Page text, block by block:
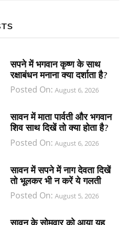
सपने में भगवान कृष्ण के साथ
रक्षाबंधन मनाना क्या दर्शाता है?
Posted On:August 6, 2026
सावन में माता पार्वती और भगवान
शिव साथ दिखें तो क्या होता है?
Posted On:August 6, 2026
सावन में सपने में नाग देवता दिखें
तो भूलकर भी न करें ये गलती
Posted On:August 5, 2026